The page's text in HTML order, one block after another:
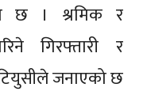
छ । श्रमिक र
गिरफ्तारी र
जनाएको छ